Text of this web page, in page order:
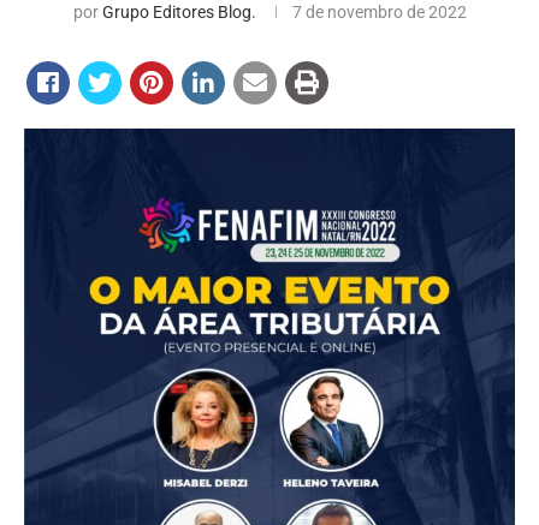
porGrupo Editores Blog. 7 de novembro de 2022